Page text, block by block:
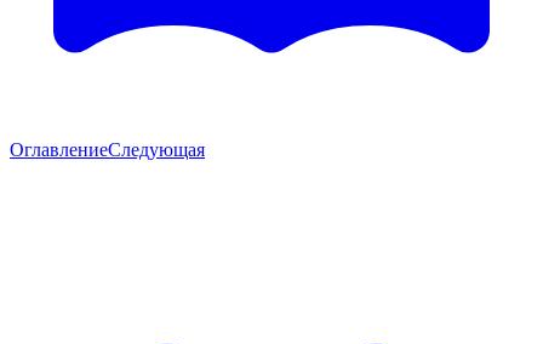
ОглавлениеСледующая